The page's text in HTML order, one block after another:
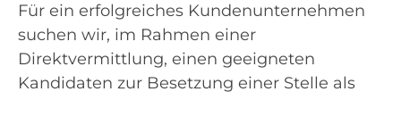
Für ein erfolgreiches Kundenunternehmen
suchen wir, im Rahmen einer
Direktvermittlung, einen geeigneten
Kandidaten zur Besetzung einer Stelle als